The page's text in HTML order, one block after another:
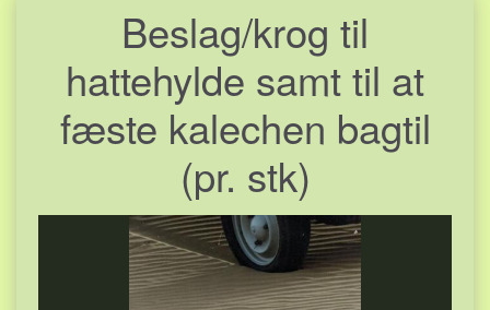
Beslag/krog til
hattehylde samt til at
fæste kalechen bagtil
(pr. stk)